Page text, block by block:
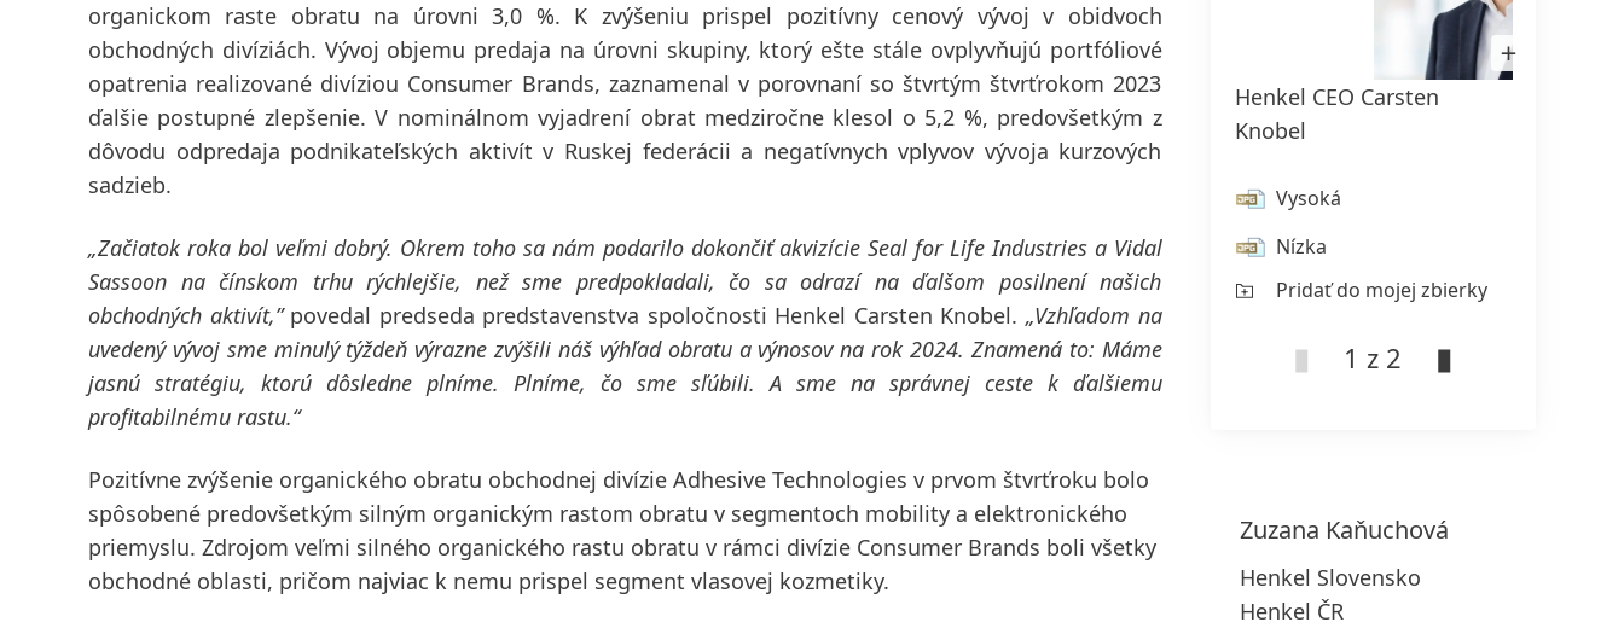
organickom raste obratu na úrovni 3,0 %. K zvýšeniu prispel pozitívny cenový vývoj v obidvoch
obchodných divíziách. Vývoj objemu predaja na úrovni skupiny, ktorý ešte stále ovplyvňujú portfóliové
opatrenia realizované divíziou Consumer Brands, zaznamenal v porovnaní so štvrtým štvrťrokom 2023
ďalšie postupné zlepšenie. V nominálnom vyjadrení obrat medziročne klesol o 5,2 %, predovšetkým z
dôvodu odpredaja podnikateľských aktivít v Ruskej federácii a negatívnych vplyvov vývoja kurzových
sadzieb.
„Začiatok roka bol veľmi dobrý. Okrem toho sa nám podarilo dokončiť akvizície Seal for Life Industries a Vidal
Sassoon na čínskom trhu rýchlejšie, než sme predpokladali, čo sa odrazí na ďalšom posilnení našich
obchodných aktivít,”povedal predseda predstavenstva spoločnosti Henkel Carsten Knobel. „Vzhľadom na
uvedený vývoj sme minulý týždeň výrazne zvýšili náš výhľad obratu a výnosovna rok 2024. Znamená to: Máme
jasnú stratégiu, ktorú dôsledne plníme. Plníme, čo sme sľúbili. A sme na správnej ceste k ďalšiemu
profitabilnému rastu.“
Pozitívne zvýšenie organického obratu obchodnej divízie Adhesive Technologies v prvom štvrťroku bolo
spôsobené predovšetkým silným organickým rastom obratu v segmentoch mobility a elektronického
priemyslu. Zdrojom veľmi silného organického rastu obratu v rámci divízie Consumer Brands boli všetky
obchodné oblasti, pričom najviac k nemu prispel segment vlasovej kozmetiky.
Otvoriť
obrázok
v
Henkel CEO Carsten
Knobel
Vysoká
Nízka
Pridať do mojej zbierky
1 z 2
Zuzana Kaňuchová
Henkel Slovensko
Henkel ČR